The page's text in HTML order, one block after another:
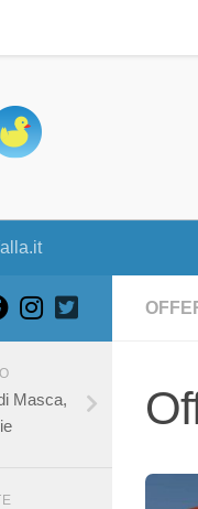
Masca,